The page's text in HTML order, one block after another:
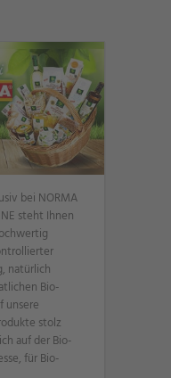
bei NORMA
steht Ihnen
natürlich
Bio-
unsere
stolz
auf der Bio-
für Bio-